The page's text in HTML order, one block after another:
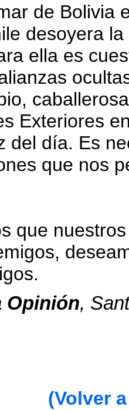
de Bolivia
desoyera
ella es
Exteriores
del día. Es
que nos
que
Opinión,
(Volver